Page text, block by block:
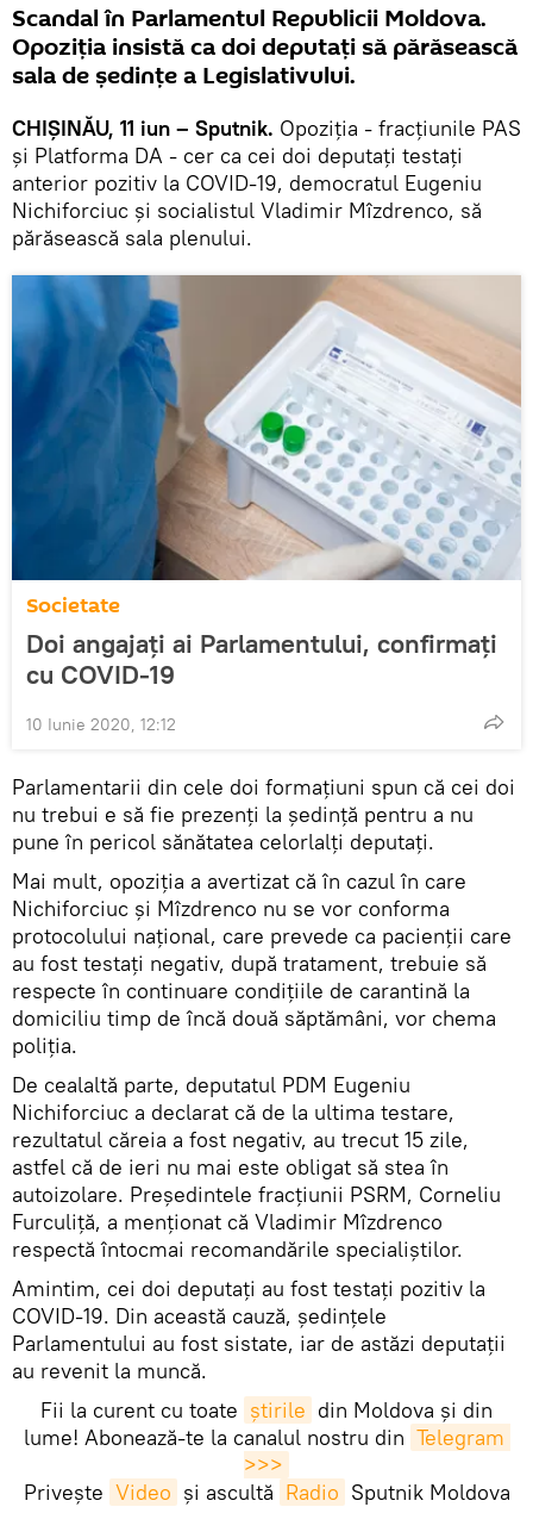
Scandal în Parlamentul Republicii Moldova.
Opoziția insistă ca doi deputați să părăsească
sala de ședințe a Legislativului.
CHIȘINĂU, 11 iun – Sputnik. Opoziția - fracțiunile PAS
și Platforma DA - cer ca cei doi deputați testați
anterior pozitiv la COVID-19, democratul Eugeniu
Nichiforciuc și socialistul Vladimir Mîzdrenco, să
părăsească sala plenului.
Societate
Doi angajați ai Parlamentului, confirmați
cu COVID-19
10 Iunie 2020, 12:12
Parlamentarii din cele doi formațiuni spun că cei doi
nu trebui e să fie prezenți la ședință pentru a nu
pune în pericol sănătatea celorlalți deputați.
Mai mult, opoziția a avertizat că în cazul în care
Nichiforciuc și Mîzdrenco nu se vor conforma
protocolului național, care prevede ca pacienții care
au fost testați negativ, după tratament, trebuie să
respecte în continuare condițiile de carantină la
domiciliu timp de încă două săptămâni, vor chema
poliția.
De cealaltă parte, deputatul PDM Eugeniu
Nichiforciuc a declarat că de la ultima testare,
rezultatul căreia a fost negativ, au trecut 15 zile,
astfel că de ieri nu mai este obligat să stea în
autoizolare. Președintele fracțiunii PSRM, Corneliu
Furculiță, a menționat că Vladimir Mîzdrenco
respectă întocmai recomandările specialiștilor.
Amintim, cei doi deputați au fost testați pozitiv la
COVID-19. Din această cauză, ședințele
Parlamentului au fost sistate, iar de astăzi deputații
au revenit la muncă.
Fii la curent cu toate știrile din Moldova și din
lume! Abonează-te la canalul nostru din Telegram
>>>
Privește Video și ascultă Radio Sputnik Moldova